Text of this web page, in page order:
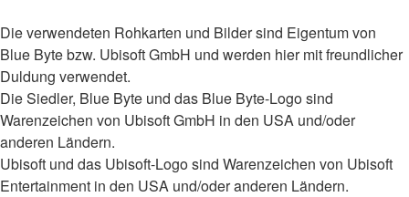
Die verwendeten Rohkarten und Bilder sind Eigentum von
Blue Byte bzw. Ubisoft GmbH und werden hier mit freundlicher
Duldung verwendet.
Die Siedler, Blue Byte und das Blue Byte-Logo sind
Warenzeichen von Ubisoft GmbH in den USA und/oder
anderen Ländern.
Ubisoft und das Ubisoft-Logo sind Warenzeichen von Ubisoft
Entertainment in den USA und/oder anderen Ländern.